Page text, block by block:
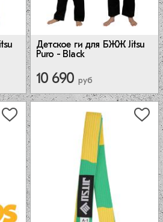
Детское ги для БЖЖ Jitsu
Puro - Black
10 690 руб